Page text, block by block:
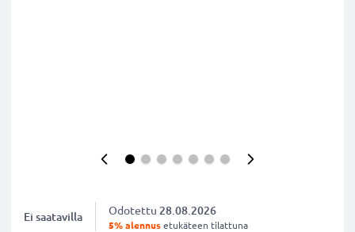
Ei saatavilla Odotettu 28.08.2026
5% alennusetukäteen tilattuna